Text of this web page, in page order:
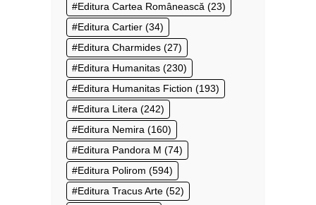
Editura Cartea Românească (23)
Editura Cartier (34)
Editura Charmides (27)
Editura Humanitas (230)
Editura Humanitas Fiction (193)
Editura Litera (242)
Editura Nemira (160)
Editura Pandora M (74)
Editura Polirom (594)
Editura Tracus Arte (52)